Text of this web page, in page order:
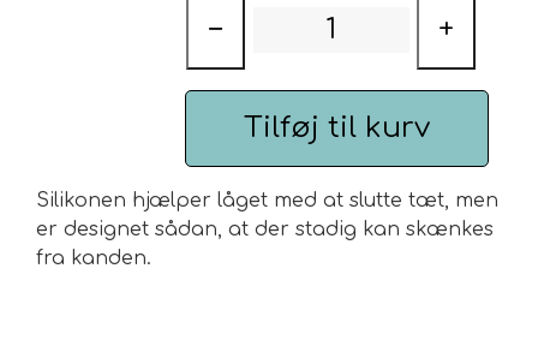
Rooibush
Urte & Frugt teer
− +
Tilføj til kurv
Silikonen hjælper låget med at slutte tæt, men
er designet sådan, at der stadig kan skænkes
fra kanden.